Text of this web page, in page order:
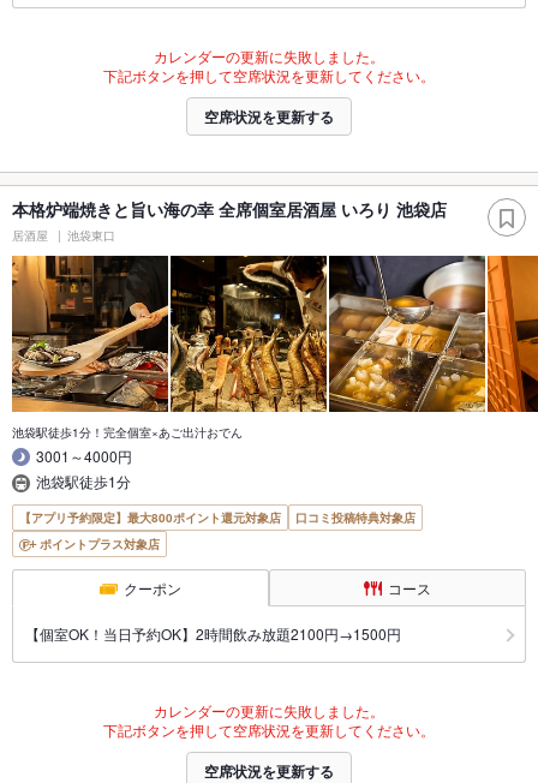
カレンダーの更新に失敗しました。
下記ボタンを押して空席状況を更新してください。
空席状況を更新する
本格炉端焼きと旨い海の幸 全席個室居酒屋 いろり 池袋店
居酒屋 池袋東口
池袋駅徒歩1分！完全個室×あご出汁おでん
3001～4000円
池袋駅徒歩1分
【アプリ予約限定】最大800ポイント還元対象店
口コミ投稿特典対象店
ポイントプラス対象店
クーポン コース
【個室OK！当日予約OK】2時間飲み放題2100円→1500円
カレンダーの更新に失敗しました。
下記ボタンを押して空席状況を更新してください。
空席状況を更新する